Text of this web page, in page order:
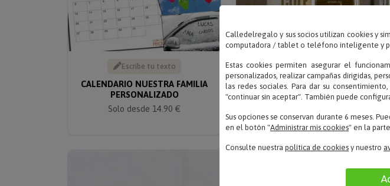
Escribe tu texto
CALENDARIO NUESTRA FAMILIA
PERSONALIZADO
Solo desde 14.90 €
Escribe tu texto
JARRA DE CERVEZA
PERSONALIZADA 'NO SOLO SOY
Solo 14.90 €
Calledelregalo y sus socios utilizan cookies y
computadora / tablet o teléfono inteligente y
Estas cookies permiten asegurar el
personalizados, realizar campañas dirigidas,
las redes sociales. Para dar su
"continuar sin aceptar". También puede
Sus opciones se conservan durante 6 meses.
en el botón "Administrar mis cookies" en la
Consulte nuestra política de cookies y nuestro